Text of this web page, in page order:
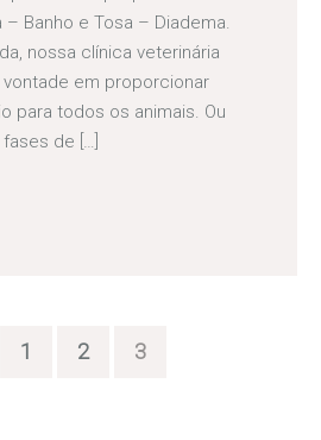
– Banho e Tosa – Diadema.
nossa clínica veterinária
em proporcionar
para todos os animais. Ou
de […]
1 2 3